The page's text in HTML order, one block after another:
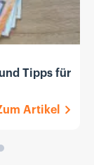
Tipps für
Artikel